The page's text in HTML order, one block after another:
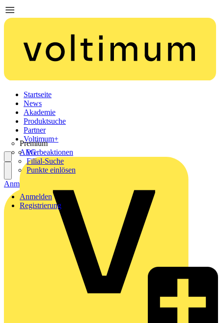
Startseite
News
Akademie
Produktsuche
Partner
Premium
AEG
Voltimum+
Werbeaktionen
Filial-Suche
Punkte einlösen
Anmelden
Registrierung
Anmelden